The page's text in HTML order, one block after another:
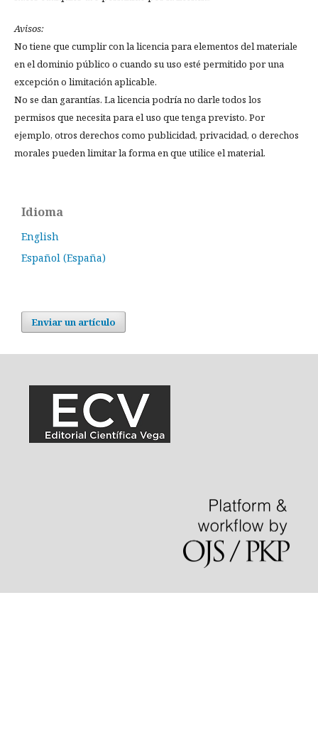
Avisos:
No tiene que cumplir con la licencia para elementos del materiale
en el dominio público o cuando su uso esté permitido por una
excepción o limitación aplicable.
No se dan garantías. La licencia podría no darle todos los
permisos que necesita para el uso que tenga previsto. Por
ejemplo, otros derechos como publicidad, privacidad, o derechos
morales pueden limitar la forma en que utilice el material.
Idioma
English
Español (España)
Enviar un artículo